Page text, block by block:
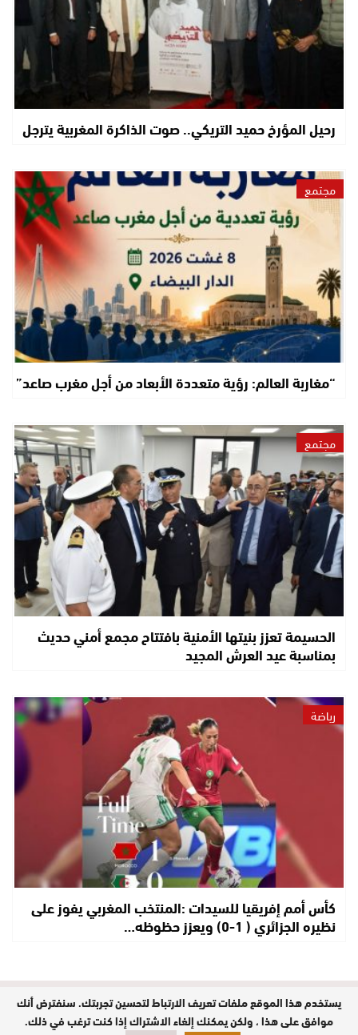
رحيل المؤرخ حميد التريكي.. صوت الذاكرة المغربية يترجل
مجتمع
“مغاربة العالم: رؤية متعددة الأبعاد من أجل مغرب صاعد”
مجتمع
الحسيمة تعزز بنيتها الأمنية بافتتاح مجمع أمني حديث
بمناسبة عيد العرش المجيد
رياضة
كأس أمم إفريقيا للسيدات :المنتخب المغربي يفوز على
نظيره الجزائري ( 1-0) ويعزز حظوظه…
مدير النشر : حفيظة الدليمي / جميع
الحقوق محفوظة © 2026
يستخدم هذا الموقع ملفات تعريف الارتباط لتحسين تجربتك. سنفترض أنك
موافق على هذا ، ولكن يمكنك إلغاء الاشتراك إذا كنت ترغب في ذلك.